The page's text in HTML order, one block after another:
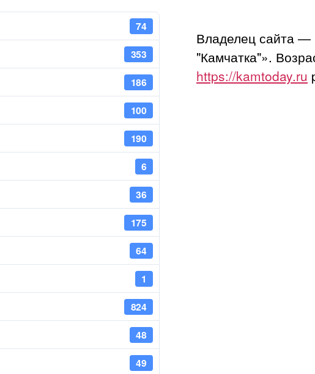
74
353
186
100
190
6
36
175
64
1
824
48
49
Владелец сайта —
"Камчатка"».
https://kamtoday.ru